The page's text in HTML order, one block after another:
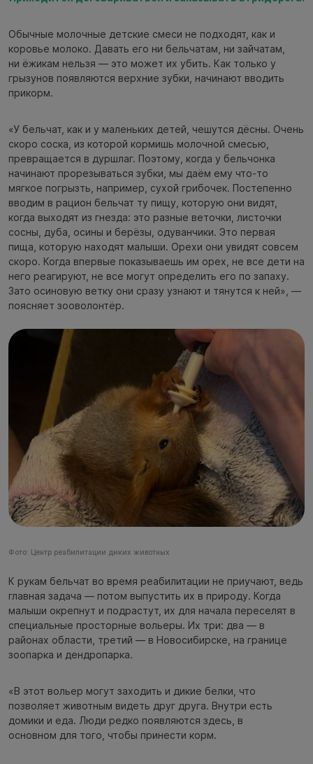
Обычные молочные детские смеси не подходят, как и
коровье молоко. Давать его ни бельчатам, ни зайчатам,
ни ёжикам нельзя — это может их убить. Как только у
грызунов появляются верхние зубки, начинают вводить
прикорм.
«У бельчат, как и у маленьких детей, чешутся дёсны. Очень
скоро соска, из которой кормишь молочной смесью,
превращается в дуршлаг. Поэтому, когда у бельчонка
начинают прорезываться зубки, мы даём ему что-то
мягкое погрызть, например, сухой грибочек. Постепенно
вводим в рацион бельчат ту пищу, которую они видят,
когда выходят из гнезда: это разные веточки, листочки
сосны, дуба, осины и берёзы, одуванчики. Это первая
пища, которую находят малыши. Орехи они увидят совсем
скоро. Когда впервые показываешь им орех, не все дети на
него реагируют, не все могут определить его по запаху.
Зато осиновую ветку они сразу узнают и тянутся к ней», —
поясняет зооволонтёр.
Фото: Центр реабилитации диких животных
К рукам бельчат во время реабилитации не приучают, ведь
главная задача — потом выпустить их в природу. Когда
малыши окрепнут и подрастут, их для начала переселят в
специальные просторные вольеры. Их три: два — в
районах области, третий — в Новосибирске, на границе
зоопарка и дендропарка.
«В этот вольер могут заходить и дикие белки, что
позволяет животным видеть друг друга. Внутри есть
домики и еда. Люди редко появляются здесь, в
основном для того, чтобы принести корм.